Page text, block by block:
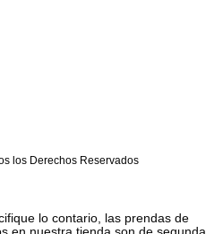
los Derechos Reservados
lo contario, las prendas de